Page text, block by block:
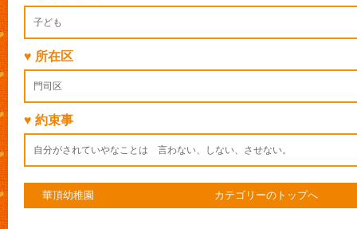
子ども
♥ 所在区
門司区
♥ 約束事
自分がされていやなことは 言わない、しない、させない。
華頂幼稚園 カテゴリーのトップへ